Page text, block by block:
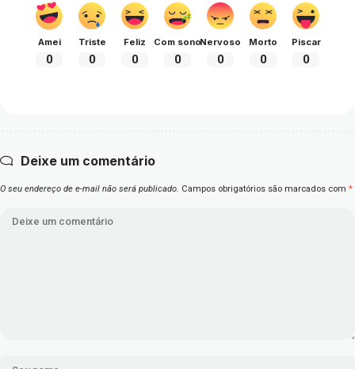
Amei
0
Triste
0
Feliz
0
Com sono
0
Nervoso
0
Morto
0
Piscar
0
Deixe um comentário
O seu endereço de e-mail não será publicado. Campos obrigatórios são marcados com *